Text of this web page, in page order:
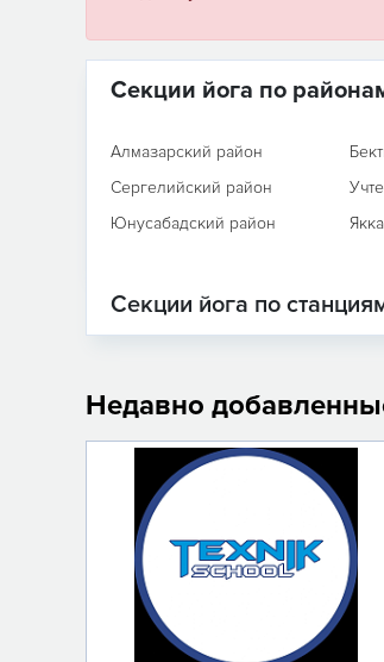
Секции йога по
Алмазарский район
Сергелийский район
Юнусабадский район
Секции йога по
Недавно